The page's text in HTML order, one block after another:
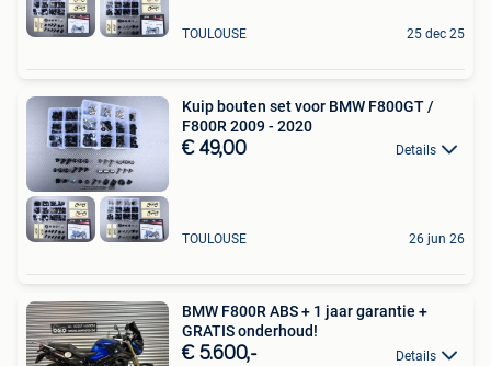
TOULOUSE 25 dec 25
Kuip bouten set voor BMW F800GT /
F800R 2009 - 2020
€ 49,00 Details
TOULOUSE 26 jun 26
BMW F800R ABS + 1 jaar garantie +
GRATIS onderhoud!
€ 5.600,- Details